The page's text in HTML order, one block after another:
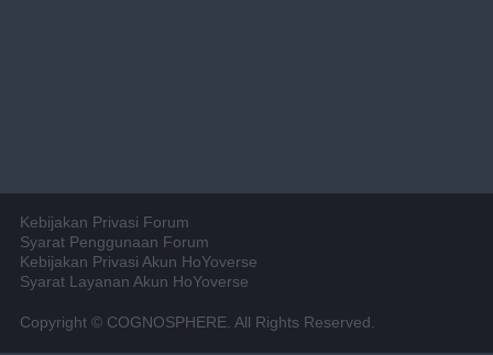
Kebijakan Privasi Forum
Syarat Penggunaan Forum
Kebijakan Privasi Akun HoYoverse
Syarat Layanan Akun HoYoverse
Copyright © COGNOSPHERE. All Rights Reserved.